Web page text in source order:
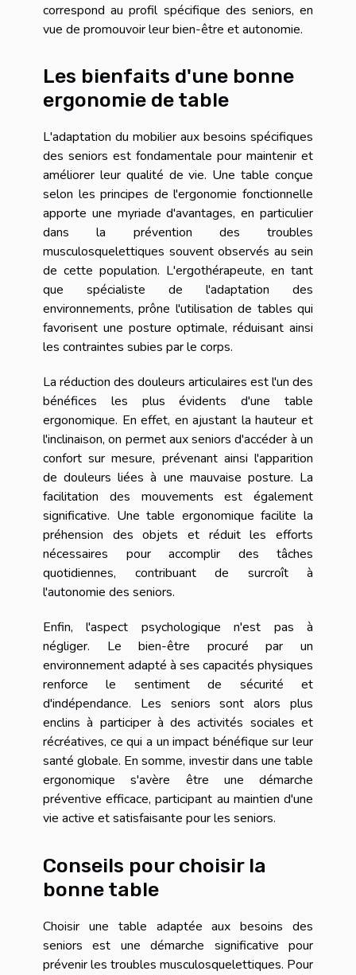
correspond au profil spécifique des seniors, en
vue de promouvoir leur bien-être et autonomie.
Les bienfaits d'une bonne
ergonomie de table
L'adaptation du mobilier aux besoins spécifiques
des seniors est fondamentale pour maintenir et
améliorer leur qualité de vie. Une table conçue
selon les principes de l'ergonomie fonctionnelle
apporte une myriade d'avantages, en particulier
dans la prévention des troubles
musculosquelettiques souvent observés au sein
de cette population. L'ergothérapeute, en tant
que spécialiste de l'adaptation des
environnements, prône l'utilisation de tables qui
favorisent une posture optimale, réduisant ainsi
les contraintes subies par le corps.
La réduction des douleurs articulaires est l'un des
bénéfices les plus évidents d'une table
ergonomique. En effet, en ajustant la hauteur et
l'inclinaison, on permet aux seniors d'accéder à un
confort sur mesure, prévenant ainsi l'apparition
de douleurs liées à une mauvaise posture. La
facilitation des mouvements est également
significative. Une table ergonomique facilite la
préhension des objets et réduit les efforts
nécessaires pour accomplir des tâches
quotidiennes, contribuant de surcroît à
l'autonomie des seniors.
Enfin, l'aspect psychologique n'est pas à
négliger. Le bien-être procuré par un
environnement adapté à ses capacités physiques
renforce le sentiment de sécurité et
d'indépendance. Les seniors sont alors plus
enclins à participer à des activités sociales et
récréatives, ce qui a un impact bénéfique sur leur
santé globale. En somme, investir dans une table
ergonomique s'avère être une démarche
préventive efficace, participant au maintien d'une
vie active et satisfaisante pour les seniors.
Conseils pour choisir la
bonne table
Choisir une table adaptée aux besoins des
seniors est une démarche significative pour
prévenir les troubles musculosquelettiques. Pour